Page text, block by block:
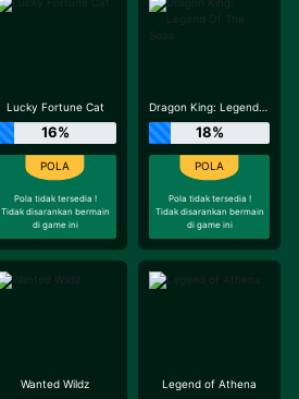
Lucky Fortune Cat
16%
Pola tidak tersedia !
Tidak disarankan bermain
di game ini
Dragon King: Legend Of The Seas
18%
Pola tidak tersedia !
Tidak disarankan bermain
di game ini
Wanted Wildz Legend of Athena